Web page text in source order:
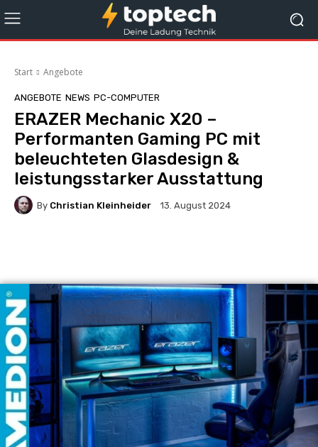
Start Angebote
ANGEBOTE NEWS PC-COMPUTER
ERAZER Mechanic X20 –
Performanten Gaming PC mit
beleuchteten Glasdesign &
leistungsstarker Ausstattung
By Christian Kleinheider 13. August 2024